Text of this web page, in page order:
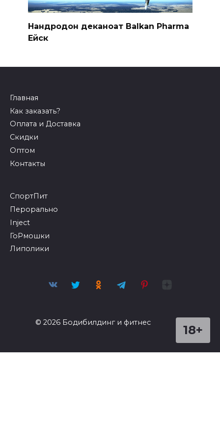
Нандродон деканоат Balkan Pharma
Ейск
Главная
Как заказать?
Оплата и Доставка
Скидки
Оптом
Контакты
СпортПит
Перорально
Inject
ГоРмошки
Липолики
18+
© 2026 Бодибилдинг и фитнес